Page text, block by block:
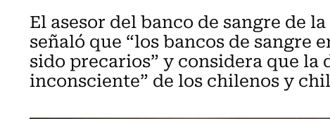
El asesor del banco de sangre de
señaló que “los bancos de sangre
sido precarios” y considera que la
inconsciente” de los chilenos y